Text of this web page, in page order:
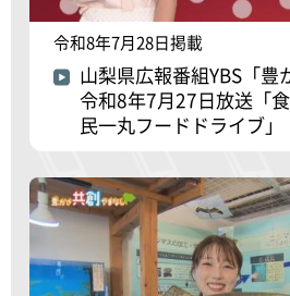
令和8年7月28日掲載
山梨県広報番組YBS「豊
令和8年7月27日放送「
民一丸フードドライブ」